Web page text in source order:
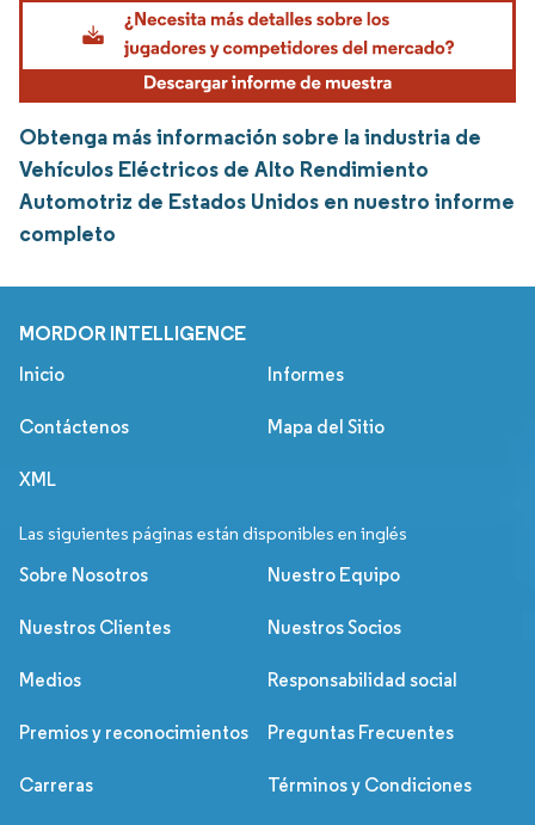
Obtenga más información sobre la industria de
Vehículos Eléctricos de Alto Rendimiento
Automotriz de Estados Unidos en nuestro informe
completo
MORDOR INTELLIGENCE
Inicio Informes
Contáctenos Mapa del Sitio
XML
Las siguientes páginas están disponibles en inglés
Sobre Nosotros Nuestro Equipo
Nuestros Clientes Nuestros Socios
Medios Responsabilidad social
Premios y reconocimientos Preguntas Frecuentes
Carreras Términos y Condiciones